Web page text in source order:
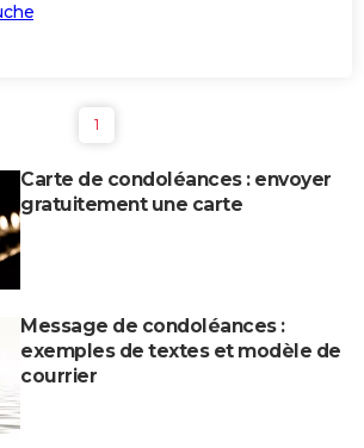
1
Carte de condoléances : envoyer
gratuitement une carte
Message de condoléances :
exemples de textes et modèle de
courrier